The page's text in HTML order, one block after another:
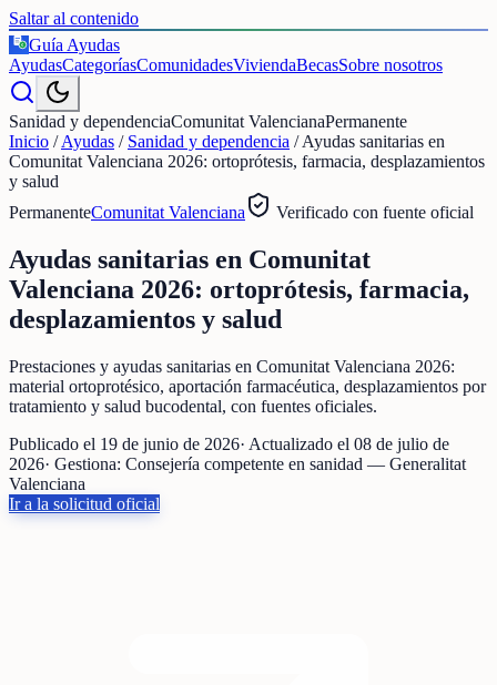
Saltar al contenido
€
Guía Ayudas
AyudasCategoríasComunidadesViviendaBecasSobre nosotros
Sanidad y dependenciaComunitat ValencianaPermanente
Inicio /Ayudas / Sanidad y dependencia /Ayudas sanitarias en
Comunitat Valenciana 2026: ortoprótesis, farmacia, desplazamientos
y salud
PermanenteComunitat Valenciana Verificado con fuente oficial
Ayudas sanitarias en Comunitat
Valenciana 2026: ortoprótesis, farmacia,
desplazamientos y salud
Prestaciones y ayudas sanitarias en Comunitat Valenciana 2026:
material ortoprotésico, aportación farmacéutica, desplazamientos por
tratamiento y salud bucodental, con fuentes oficiales.
Publicado el 19 de junio de 2026· Actualizado el 08 de julio de
2026· Gestiona: Consejería competente en sanidad — Generalitat
Valenciana
Ir a la solicitud oficial